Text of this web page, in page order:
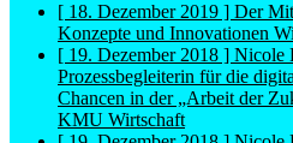
[ 18. Dezember 2019 ] Der
Konzepte und Innovationen
[ 19. Dezember 2018 ] Nicole
Prozessbegleiterin für die
Chancen in der „Arbeit der
KMU Wirtschaft